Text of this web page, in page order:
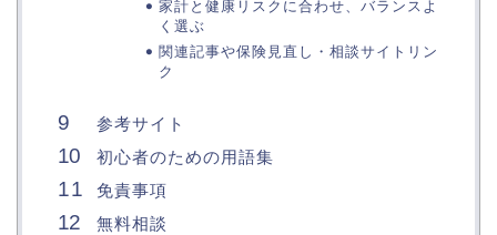
家計と健康リスクに合わせ、バランスよ
く選ぶ
関連記事や保険見直し・相談サイトリン
ク
参考サイト
初心者のための用語集
免責事項
無料相談